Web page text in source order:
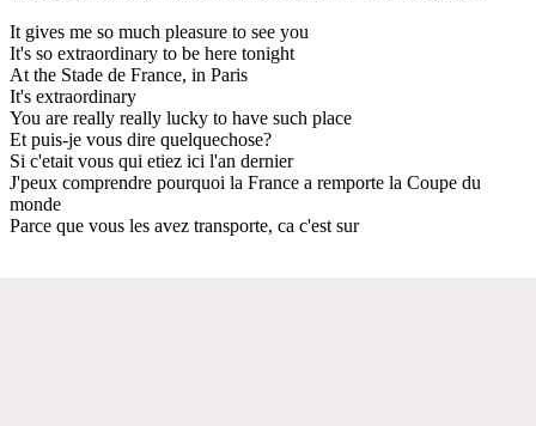
It gives me so much pleasure to see you
It's so extraordinary to be here tonight
At the Stade de France, in Paris
It's extraordinary
You are really really lucky to have such place
Et puis-je vous dire quelquechose?
Si c'etait vous qui etiez ici l'an dernier
J'peux comprendre pourquoi la France a remporte la Coupe du
monde
Parce que vous les avez transporte, ca c'est sur